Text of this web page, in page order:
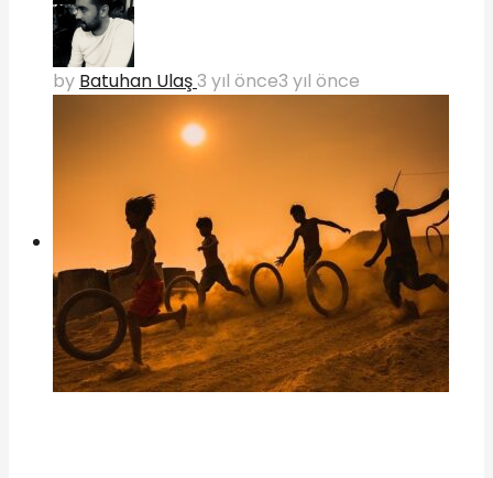
by Batuhan Ulaş3 yıl önce3 yıl önce